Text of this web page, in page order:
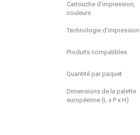
Cartouche d'impression,
couleurs
Technologie d'impression
Produits compatibles
Quantité par paquet
Dimensions de la palette
européenne (L x P x H)